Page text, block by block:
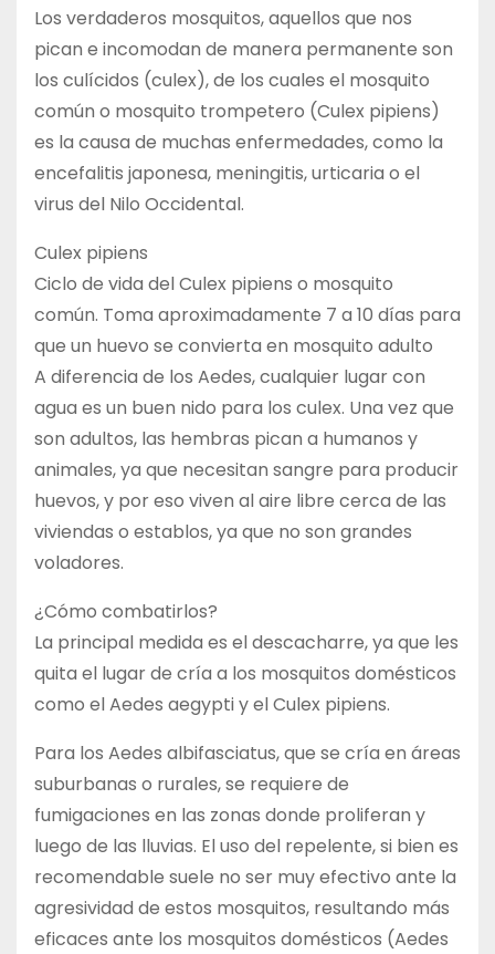
Los verdaderos mosquitos, aquellos que nos
pican e incomodan de manera permanente son
los culícidos (culex), de los cuales el mosquito
común o mosquito trompetero (Culex pipiens)
es la causa de muchas enfermedades, como la
encefalitis japonesa, meningitis, urticaria o el
virus del Nilo Occidental.
Culex pipiens
Ciclo de vida del Culex pipiens o mosquito
común. Toma aproximadamente 7 a 10 días para
que un huevo se convierta en mosquito adulto
A diferencia de los Aedes, cualquier lugar con
agua es un buen nido para los culex. Una vez que
son adultos, las hembras pican a humanos y
animales, ya que necesitan sangre para producir
huevos, y por eso viven al aire libre cerca de las
viviendas o establos, ya que no son grandes
voladores.
¿Cómo combatirlos?
La principal medida es el descacharre, ya que les
quita el lugar de cría a los mosquitos domésticos
como el Aedes aegypti y el Culex pipiens.
Para los Aedes albifasciatus, que se cría en áreas
suburbanas o rurales, se requiere de
fumigaciones en las zonas donde proliferan y
luego de las lluvias. El uso del repelente, si bien es
recomendable suele no ser muy efectivo ante la
agresividad de estos mosquitos, resultando más
eficaces ante los mosquitos domésticos (Aedes